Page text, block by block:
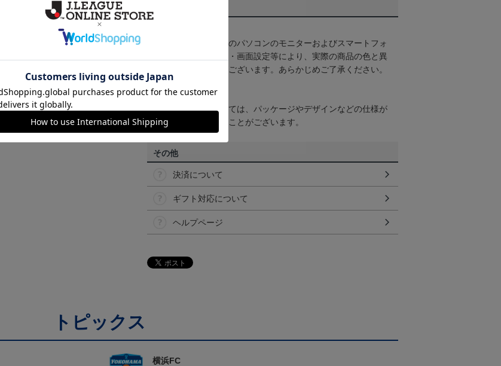
商品画像は、お使いのパソコンのモニターおよびスマートフォ
ンのメーカー・機種・画面設定等により、実際の商品の色と異
なって見える場合がございます。あらかじめご了承ください。
【仕様について】
取り扱い商品によっては、パッケージやデザインなどの仕様が
予告なく変更になることがございます。
その他
決済について
ギフト対応について
ヘルプページ
トピックス
横浜FC